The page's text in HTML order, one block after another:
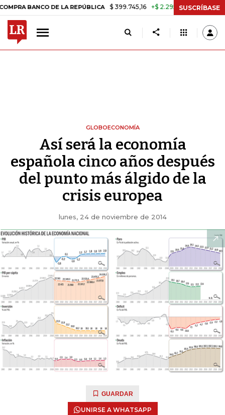
DE LA REPÚBLICA $ 399.745,16 +$ 2.295,71 +0,58% TASA DE
SUSCRÍBASE
GLOBOECONOMÍA
Así será la economía
española cinco años después
del punto más álgido de la
crisis europea
lunes, 24 de noviembre de 2014
GUARDAR
UNIRSE A WHATSAPP